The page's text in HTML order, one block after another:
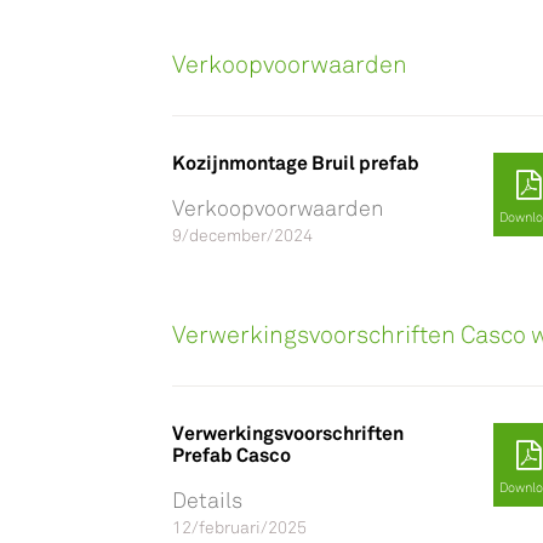
Verkoopvoorwaarden
Kozijnmontage Bruil prefab
Verkoopvoorwaarden
9/december/2024
Verwerkingsvoorschriften Casco
Verwerkingsvoorschriften
Prefab Casco
Details
12/februari/2025